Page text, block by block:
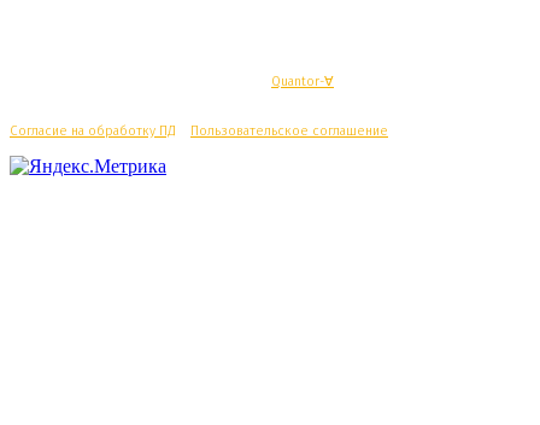
Quantor-∀
Согласие на обработку ПД Пользовательское соглашение